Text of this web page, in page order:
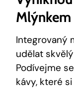
Mlýnkem
Integrovaný
udělat
Podívejme
kávy, které